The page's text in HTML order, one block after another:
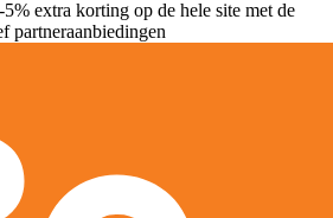
extra korting op de hele site met de
partneraanbiedingen